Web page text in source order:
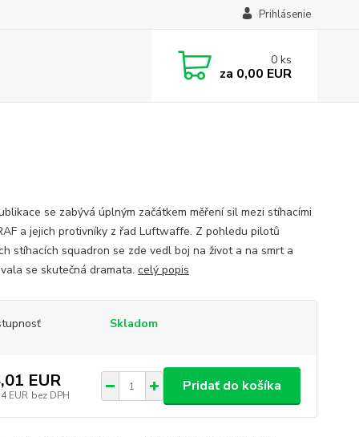
Prihlásenie
0 ks
za 0,00 EUR
se zabývá úplným začátkem měření sil mezi stíhacími
a jejich protivníky z řad Luftwaffe. Z pohledu pilotů
stíhacích squadron se zde vedl boj na život a na smrt a
se skutečná dramata. celý popis
Skladom
EUR
EUR bez DPH
Pridať do košíka